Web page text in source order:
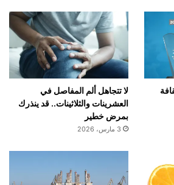
لا تتجاهل ألم المفاصل في
العشرينات والثلاثينات.. قد ينذرك
بمرض خطير
3 مارس، 2026